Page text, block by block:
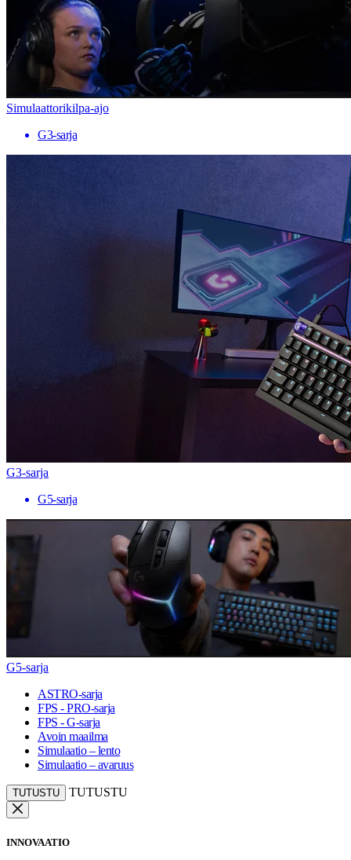
Simulaattorikilpa-ajo
G3-sarja
G3-sarja
G5-sarja
G5-sarja
ASTRO-sarja
FPS - PRO-sarja
FPS - G-sarja
Avoin maailma
Simulaatio – lento
Simulaatio – avaruus
TUTUSTU TUTUSTU
INNOVAATIO